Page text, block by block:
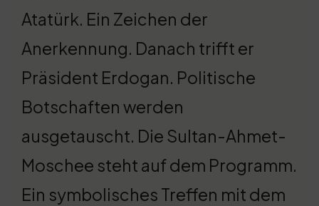
Atatürk. Ein Zeichen der
Anerkennung. Danach trifft er
Präsident Erdogan. Politische
Botschaften werden
ausgetauscht. Die Sultan-Ahmet-
Moschee steht auf dem Programm.
Ein symbolisches Treffen mit dem